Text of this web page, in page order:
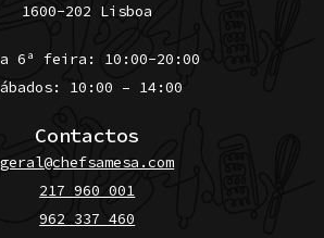
1600-202 Lisboa
6ª feira: 10:00-20:00
10:00 – 14:00
Contactos
geral@chefsamesa.com
217 960 001
962 337 460